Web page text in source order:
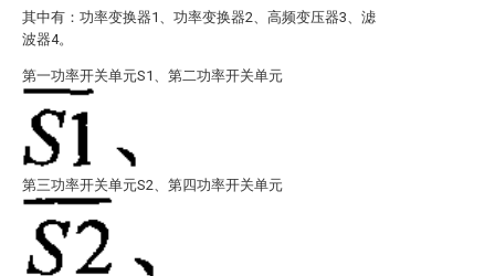
其中有：功率变换器1、功率变换器2、高频变压器3、滤
波器4。
第一功率开关单元S1、第二功率开关单元
第三功率开关单元S2、第四功率开关单元